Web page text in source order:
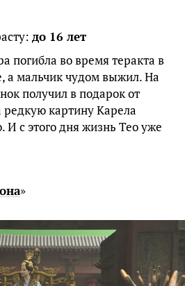
до 16 лет
погибла во время теракта в
а мальчик чудом выжил. На
получил в подарок от
картину Карела
И с этого дня жизнь Тео уже
»